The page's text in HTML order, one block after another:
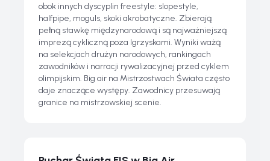
obok innych dyscyplin freestyle: slopestyle,
halfpipe, moguls, skoki akrobatyczne. Zbierają
pełną stawkę międzynarodową i są najważniejszą
imprezą cykliczną poza Igrzyskami. Wyniki ważą
na selekcjach drużyn narodowych, rankingach
zawodników i narracji rywalizacyjnej przed cyklem
olimpijskim. Big air na Mistrzostwach Świata często
daje znaczące występy. Zawodnicy przesuwają
granice na mistrzowskiej scenie.